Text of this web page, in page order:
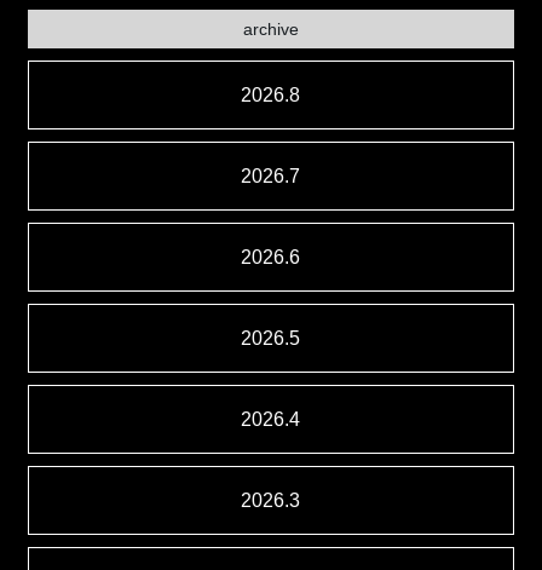
archive
2026.8
2026.7
2026.6
2026.5
2026.4
2026.3